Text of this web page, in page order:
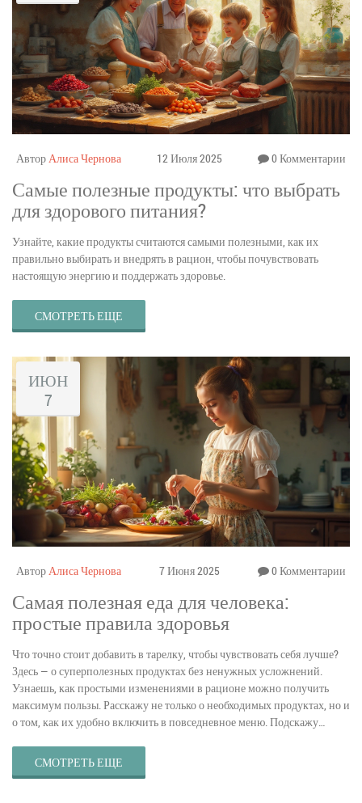
АвторАлиса Чернова 12 Июля 2025 0 Комментарии
Самые полезные продукты: что выбрать
для здорового питания?
Узнайте, какие продукты считаются самыми полезными, как их
правильно выбирать и внедрять в рацион, чтобы почувствовать
настоящую энергию и поддержать здоровье.
СМОТРЕТЬ ЕЩЕ
ИЮН
7
АвторАлиса Чернова 7 Июня 2025 0 Комментарии
Самая полезная еда для человека:
простые правила здоровья
Что точно стоит добавить в тарелку, чтобы чувствовать себя лучше?
Здесь — о суперполезных продуктах без ненужных усложнений.
Узнаешь, как простыми изменениями в рационе можно получить
максимум пользы. Расскажу не только о необходимых продуктах, но и
о том, как их удобно включить в повседневное меню. Подскажу
день.СМОТРЕТЬ ЕЩЕ